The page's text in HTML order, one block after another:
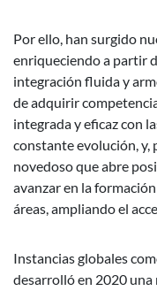
Por ello, han surgido
enriqueciendo a partir
integración fluida y
de adquirir
integrada y eficaz con
constante evolución, y,
novedoso que abre
avanzar en la
áreas, ampliando el
Instancias globales
desarrolló en 2020